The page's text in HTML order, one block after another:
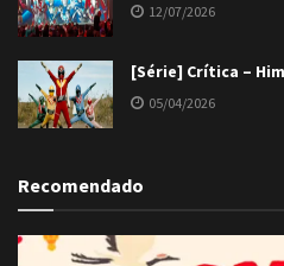
12/07/2026
[Série] Crítica –
05/04/2026
Recomendado